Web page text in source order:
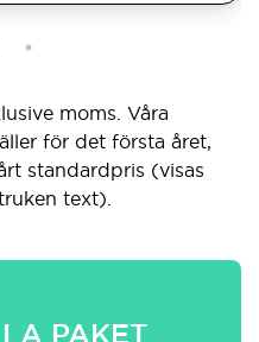
moms. Våra
för det första året,
standardpris (visas
text).
PAKET